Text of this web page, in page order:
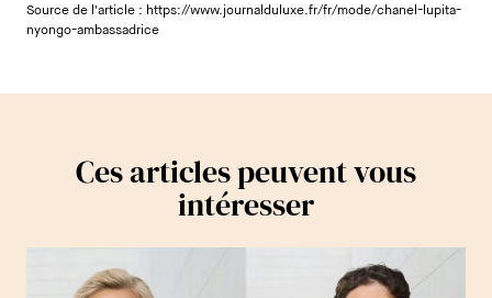
Source de l'article : https://www.journalduluxe.fr/fr/mode/chanel-lupita-
nyongo-ambassadrice
Ces articles peuvent vous
intéresser